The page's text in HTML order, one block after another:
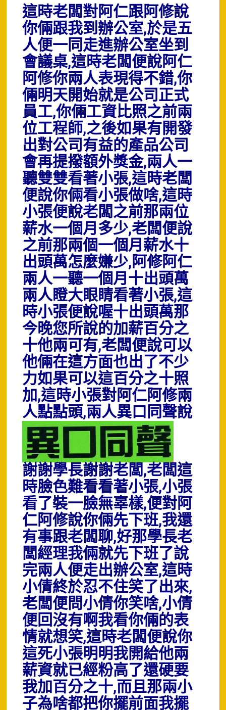
這時老闆對阿仁跟阿修說
你倆跟我到辦公室,於是五
人便一同走進辦公室坐到
會議桌,這時老闆便說阿仁
阿修你兩人表現得不錯,你
倆明天開始就是公司正式
員工,你倆工資比照之前兩
位工程師,之後如果有開發
出對公司有益的產品公司
會再提撥額外獎金,兩人一
聽雙雙看著小張,這時老闆
便說你倆看小張做啥,這時
小張便說老闆之前那兩位
薪水一個月多少,老闆便說
之前那兩個一個月薪水十
出頭萬怎麼嫌少,阿修阿仁
兩人一聽一個月十出頭萬
兩人瞪大眼睛看著小張,這
時小張便說喔十出頭萬那
今晚您所說的加薪百分之
十他兩可有,老闆便說可以
他倆在這方面也出了不少
力如果可以這百分之十照
加,這時小張對阿仁阿修兩
人點點頭,兩人異口同聲說
謝謝學長謝謝老闆,老闆這
時臉色難看看著小張,小張
看了裝一臉無辜樣,便對阿
仁阿修說你倆先下班,我還
有事跟老闆聊,好那學長老
闆經理我倆就先下班了說
完兩人便走出辦公室,這時
小倩終於忍不住笑了出來,
老闆便問小倩你笑啥,小倩
便回沒有啊我看你倆的表
情就想笑,這時老闆便說你
這死小張明明我開給他兩
薪資就已經粉高了還硬要
我加百分之十,而且那兩小
子為啥都把你擺前面我擺